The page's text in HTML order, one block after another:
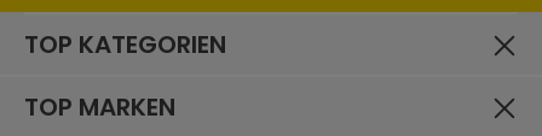
TOP KATEGORIEN
TOP MARKEN